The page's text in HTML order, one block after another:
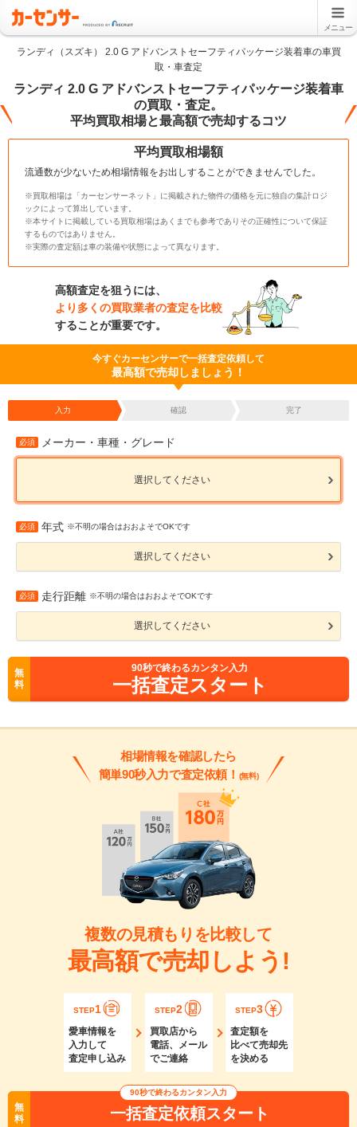
メニュー
ランディ（スズキ） 2.0 G アドバンストセーフティパッケージ装着車の車買
取・車査定
ランディ 2.0 G アドバンストセーフティパッケージ装着車
の買取・査定。
平均買取相場と最高額で売却するコツ
平均買取相場額
流通数が少ないため相場情報をお出しすることができませんでした。
※買取相場は「カーセンサーネット」に掲載された物件の価格を元に独自の集計ロジ
ックによって算出しています。
※本サイトに掲載している買取相場はあくまでも参考でありその正確性について保証
するものではありません。
※実際の査定額は車の装備や状態によって異なります。
高額査定を狙うには、
より多くの買取業者の査定を比較
することが重要です。
今すぐカーセンサーで一括査定依頼して
最高額で売却しましょう！
入力 確認 完了
必須 メーカー・車種・グレード
選択してください
必須 年式 ※不明の場合はおおよそでOKです
選択してください
必須 走行距離 ※不明の場合はおおよそでOKです
選択してください
無
料
90秒で終わるカンタン入力
一括査定スタート
相場情報を確認したら
簡単90秒入力で査定依頼！ (無料)
複数の見積もりを比較して
最高額で売却しよう!
STEP1
愛車情報を
入力して
査定申し込み
STEP2
買取店から
電話、メール
でご連絡
STEP3
査定額を
比べて売却先
を決める
無
料
90秒で終わるカンタン入力
一括査定依頼スタート